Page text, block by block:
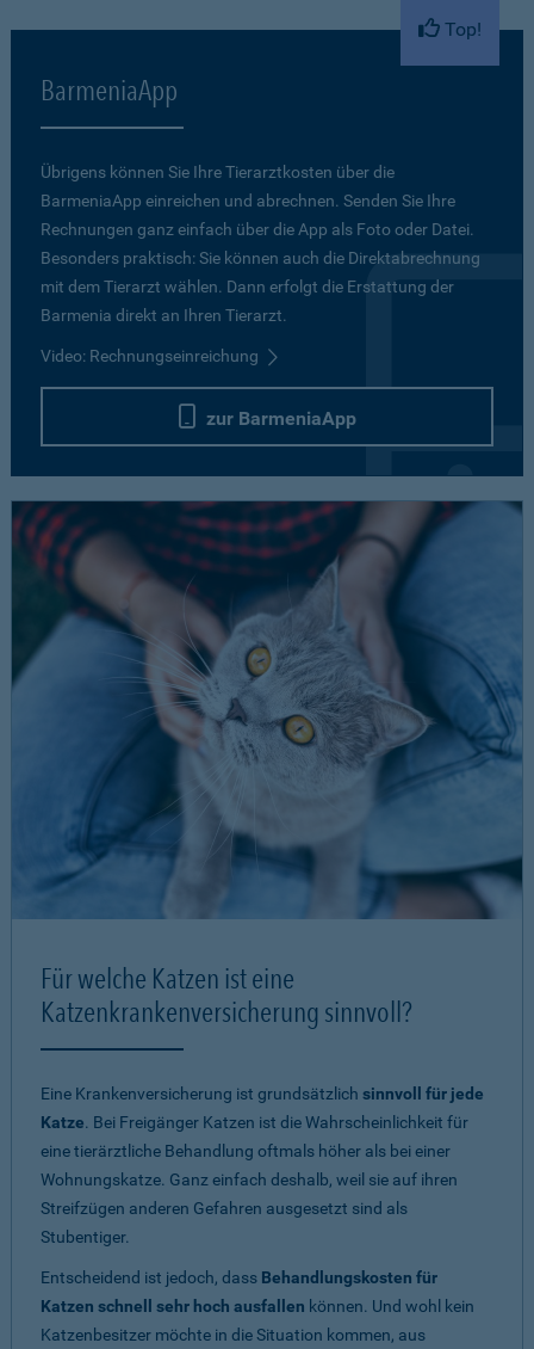
Top!
BarmeniaApp
Übrigens können Sie Ihre Tierarztkosten über die
BarmeniaApp einreichen und abrechnen. Senden Sie Ihre
Rechnungen ganz einfach über die App als Foto oder Datei.
Besonders praktisch: Sie können auch die Direktabrechnung
mit dem Tierarzt wählen. Dann erfolgt die Erstattung der
Barmenia direkt an Ihren Tierarzt.
Video: Rechnungseinreichung
zur BarmeniaApp
Für welche Katzen ist eine
Katzenkrankenversicherung sinnvoll?
Eine Krankenversicherung ist grundsätzlich sinnvoll für jede
Katze. Bei Freigänger Katzen ist die Wahrscheinlichkeit für
eine tierärztliche Behandlung oftmals höher als bei einer
Wohnungskatze. Ganz einfach deshalb, weil sie auf ihren
Streifzügen anderen Gefahren ausgesetzt sind als
Stubentiger.
Entscheidend ist jedoch, dass Behandlungskosten für
Katzen schnell sehr hoch ausfallen können. Und wohl kein
Katzenbesitzer möchte in die Situation kommen, aus